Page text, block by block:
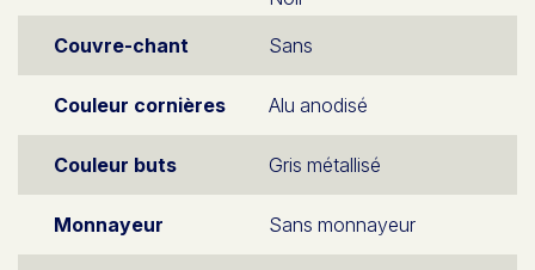
Couvre-chant
Sans
Couleur cornières Alu anodisé
Couleur buts Gris métallisé
Monnayeur Sans monnayeur